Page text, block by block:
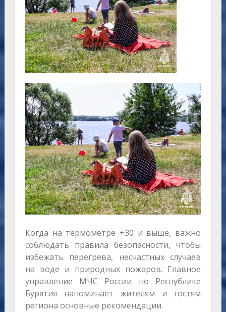
Когда на термометре +30 и выше, важно
соблюдать правила безопасности, чтобы
избежать перегрева, несчастных случаев
на воде и природных пожаров. Главное
управление МЧС России по Республике
Бурятия напоминает жителям и гостям
региона основные рекомендации.